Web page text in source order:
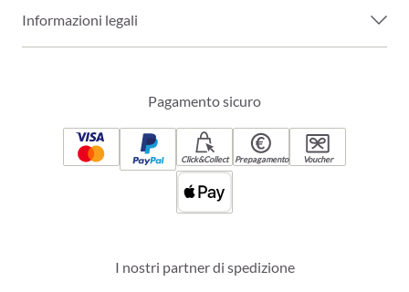
Informazioni legali
Pagamento sicuro
Click&Collect Prepagamento Voucher
I nostri partner di spedizione